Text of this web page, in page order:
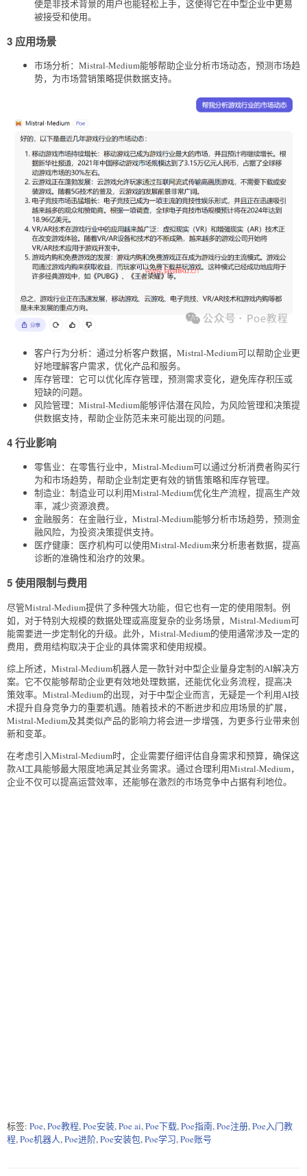
使是非技术背景的用户也能轻松上手，这使得它在中型企业中更易
被接受和使用。
3 应用场景
市场分析：Mistral-Medium能够帮助企业分析市场动态，预测市场趋
势，为市场营销策略提供数据支持。
客户行为分析：通过分析客户数据，Mistral-Medium可以帮助企业更
好地理解客户需求，优化产品和服务。
库存管理：它可以优化库存管理，预测需求变化，避免库存积压或
短缺的问题。
风险管理：Mistral-Medium能够评估潜在风险，为风险管理和决策提
供数据支持，帮助企业防范未来可能出现的问题。
4 行业影响
零售业：在零售行业中，Mistral-Medium可以通过分析消费者购买行
为和市场趋势，帮助企业制定更有效的销售策略和库存管理。
制造业：制造业可以利用Mistral-Medium优化生产流程，提高生产效
率，减少资源浪费。
金融服务：在金融行业，Mistral-Medium能够分析市场趋势，预测金
融风险，为投资决策提供支持。
医疗健康：医疗机构可以使用Mistral-Medium来分析患者数据，提高
诊断的准确性和治疗的效果。
5 使用限制与费用
尽管Mistral-Medium提供了多种强大功能，但它也有一定的使用限制。例
如，对于特别大规模的数据处理或高度复杂的业务场景，Mistral-Medium可
能需要进一步定制化的升级。此外，Mistral-Medium的使用通常涉及一定的
费用，费用结构取决于企业的具体需求和使用规模。
综上所述，Mistral-Medium机器人是一款针对中型企业量身定制的AI解决方
案。它不仅能够帮助企业更有效地处理数据，还能优化业务流程，提高决
策效率。Mistral-Medium的出现，对于中型企业而言，无疑是一个利用AI技
术提升自身竞争力的重要机遇。随着技术的不断进步和应用场景的扩展，
Mistral-Medium及其类似产品的影响力将会进一步增强，为更多行业带来创
新和变革。
在考虑引入Mistral-Medium时，企业需要仔细评估自身需求和预算，确保这
款AI工具能够最大限度地满足其业务需求。通过合理利用Mistral-Medium，
企业不仅可以提高运营效率，还能够在激烈的市场竞争中占据有利地位。
标签: Poe,Poe教程,Poe安装,Poe ai,Poe下载,Poe指南,Poe注册,Poe入门教
程,Poe机器人,Poe进阶,Poe安装包,Poe学习,Poe账号